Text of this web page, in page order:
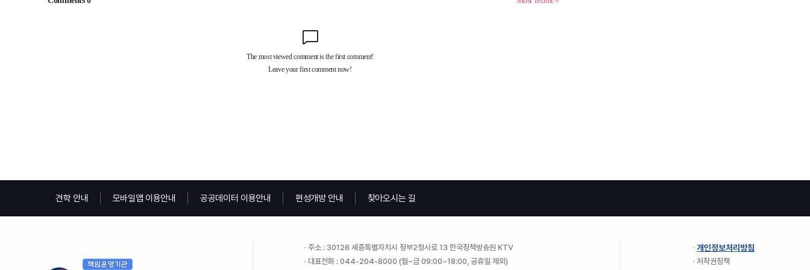
견학 안내 모바일앱 이용안내 공공데이터 이용안내 편성개방 안내 찾아오시는 길
주소 : 30128 세종특별자치시 정부2청사로 13 한국정책방송원 KTV
대표전화 : 044-204-8000 (월~금 09:00~18:00, 공휴일 제외)
개인정보처리방침
저작권정책